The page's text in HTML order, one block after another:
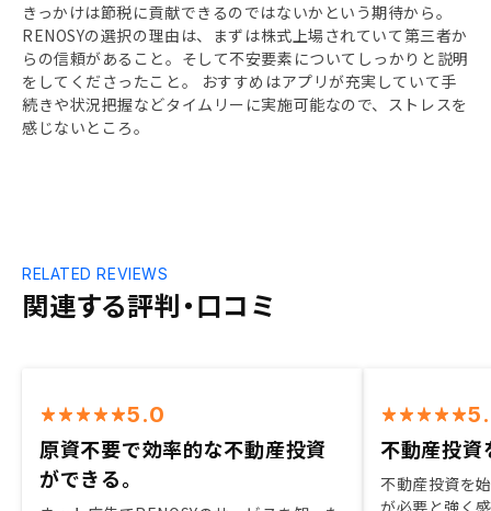
きっかけは節税に貢献できるのではないかという期待から。
RENOSYの選択の理由は、まずは株式上場されていて第三者か
らの信頼があること。そして不安要素についてしっかりと説明
をしてくださったこと。 おすすめはアプリが充実していて手
続きや状況把握などタイムリーに実施可能なので、ストレスを
感じないところ。
関連する評判・口コミ
RELATED REVIEWS
5.0
原資不要で効率的な不動産投資
ができる。
不動産投資
不動産投資を
が必要と強く